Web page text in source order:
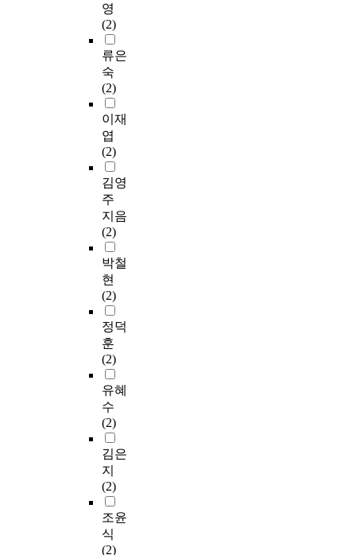
영
(2)
류은
숙
(2)
이재
엽
(2)
김영
주
지음
(2)
박철
현
(2)
정덕
훈
(2)
유혜
수
(2)
김은
지
(2)
조윤
식
(2)